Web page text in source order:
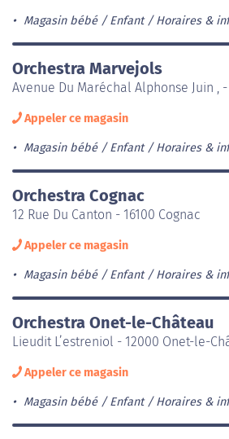
Magasin bébé / Enfant Horaires &
Orchestra Marvejols
Avenue Du Maréchal Alphonse Juin ,
Appeler ce magasin
Magasin bébé / Enfant Horaires &
Orchestra Cognac
12 Rue Du Canton - 16100 Cognac
Appeler ce magasin
Magasin bébé / Enfant Horaires &
Orchestra Onet-le-Château
Lieudit L’estreniol - 12000 Onet-le-
Appeler ce magasin
Magasin bébé / Enfant Horaires &